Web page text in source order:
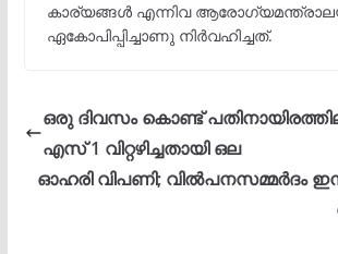
കാര്യങ്ങൾ എന്നിവ
ഏകോപിപ്പിച്ചാണു നിർവഹിച്ചത്.
ഒരു ദിവസം കൊണ്ട്
എസ് 1 വിറ്റഴിച്ചതായി ഒല
ഓഹരി വിപണി; വിൽപനസമ്മർദം